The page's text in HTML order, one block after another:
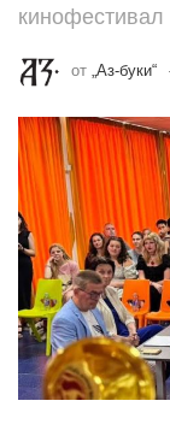
кинофестивал
от „Аз-буки“